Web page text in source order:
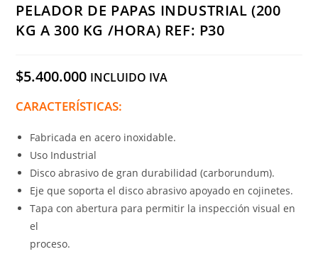
PELADOR DE PAPAS INDUSTRIAL (200
KG A 300 KG /HORA) REF: P30
$5.400.000 INCLUIDO IVA
CARACTERÍSTICAS:
Fabricada en acero inoxidable.
Uso Industrial
Disco abrasivo de gran durabilidad (carborundum).
Eje que soporta el disco abrasivo apoyado en cojinetes.
Tapa con abertura para permitir la inspección visual en
el
proceso.